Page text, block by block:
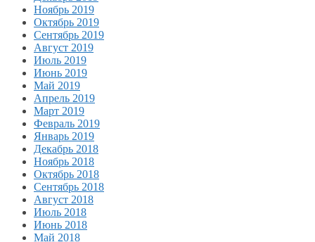
Ноябрь 2019
Октябрь 2019
Сентябрь 2019
Август 2019
Июль 2019
Июнь 2019
Май 2019
Апрель 2019
Март 2019
Февраль 2019
Январь 2019
Декабрь 2018
Ноябрь 2018
Октябрь 2018
Сентябрь 2018
Август 2018
Июль 2018
Июнь 2018
Май 2018